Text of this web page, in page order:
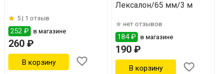
5 | 1 отзыв
252 ₽ в магазине
260 ₽
Лексалон/65 мм/3 м
нет отзывов
184 ₽ в магазине
190 ₽